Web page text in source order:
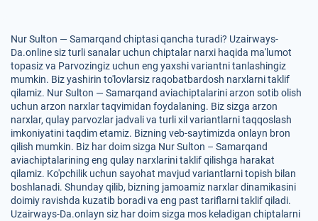
Nur Sulton — Samarqand chiptasi qancha turadi? Uzairways-
Da.online siz turli sanalar uchun chiptalar narxi haqida ma'lumot
topasiz va Parvozingiz uchun eng yaxshi variantni tanlashingiz
mumkin. Biz yashirin to'lovlarsiz raqobatbardosh narxlarni taklif
qilamiz. Nur Sulton — Samarqand aviachiptalarini arzon sotib olish
uchun arzon narxlar taqvimidan foydalaning. Biz sizga arzon
narxlar, qulay parvozlar jadvali va turli xil variantlarni taqqoslash
imkoniyatini taqdim etamiz. Bizning veb-saytimizda onlayn bron
qilish mumkin. Biz har doim sizga Nur Sulton – Samarqand
aviachiptalarining eng qulay narxlarini taklif qilishga harakat
qilamiz. Ko'pchilik uchun sayohat mavjud variantlarni topish bilan
boshlanadi. Shunday qilib, bizning jamoamiz narxlar dinamikasini
doimiy ravishda kuzatib boradi va eng past tariflarni taklif qiladi.
Uzairways-Da.onlayn siz har doim sizga mos keladigan chiptalarni